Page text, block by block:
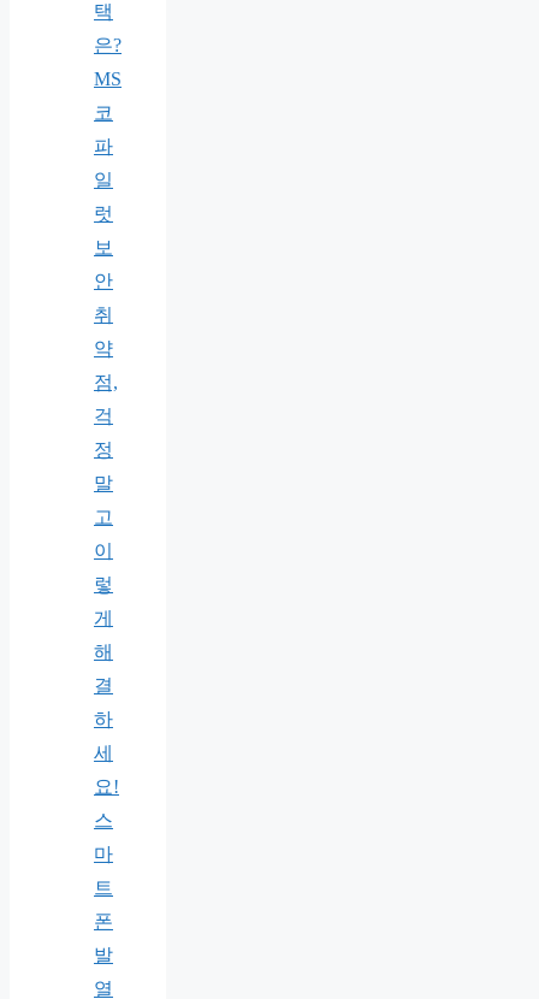
택
은?
MS
코
파
일
럿
보
안
취
약
점,
걱
정
말
고
이
렇
게
해
결
하
세
요!
스
마
트
폰
발
열